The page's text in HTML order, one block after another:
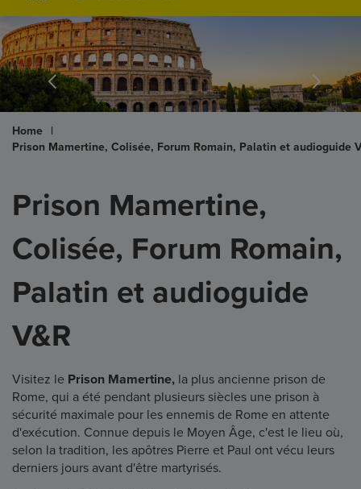
Home
|
Prison Mamertine, Colisée, Forum Romain, Palatin et audioguide
Prison Mamertine,
Colisée, Forum Romain,
Palatin et audioguide
V&R
Visitez le Prison Mamertine, la plus ancienne prison de
Rome, qui a été pendant plusieurs siècles une prison à
sécurité maximale pour les ennemis de Rome en attente
d'exécution. Connue depuis le Moyen Âge, c'est le lieu où,
selon la tradition, les apôtres Pierre et Paul ont vécu leurs
derniers jours avant d'être martyrisés.